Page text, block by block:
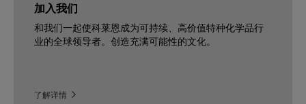
加入我们
和我们一起使科莱恩成为可持续、高价值特种化学品行
业的全球领导者。创造充满可能性的文化。
了解详情